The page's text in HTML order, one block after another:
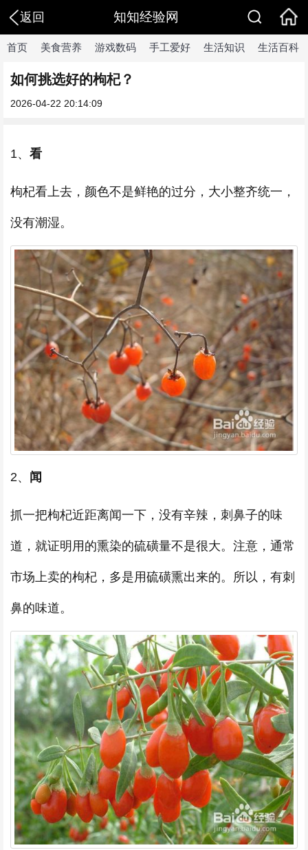
返回 知知经验网
首页 美食营养 游戏数码 手工爱好 生活知识 生活百科
如何挑选好的枸杞？
2026-04-22 20:14:09
1、 看
枸杞看上去，颜色不是鲜艳的过分，大小整齐统一，
没有潮湿。
2、 闻
抓一把枸杞近距离闻一下，没有辛辣，刺鼻子的味
道，就证明用的熏染的硫磺量不是很大。注意，通常
市场上卖的枸杞，多是用硫磺熏出来的。所以，有刺
鼻的味道。